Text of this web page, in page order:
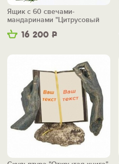
16 200 Р
Ящик с 60 свечами-
мандаринами "Цитрусовый
бум"